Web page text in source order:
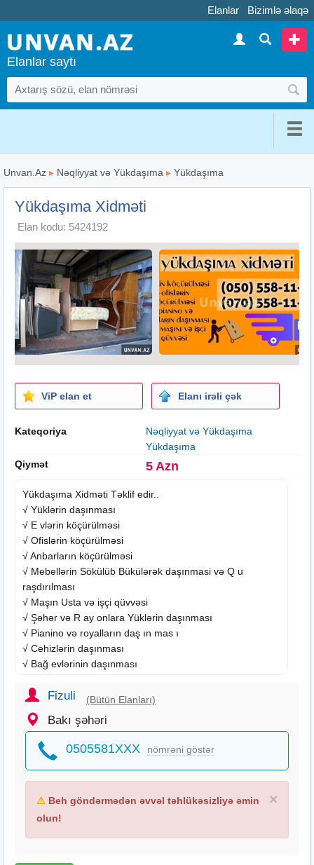
Elanlar Bizimlə əlaqə
Elanlar saytı
Unvan.Az ▸ Nəqliyyat və Yükdaşıma ▸ Yükdaşıma
Yükdaşıma Xidməti
Elan kodu: 5424192
ViP elan et Elanı irəli çək
Kateqoriya
Nəqliyyat və Yükdaşıma
Yükdaşıma
Qiymət
5 Azn
Yükdaşıma Xidməti Təklif edir..
√ Yüklərin daşınması
√ E vlərin köçürülməsi
√ Ofislərin köçürülməsi
√ Anbarların köçürülməsi
√ Mebellərin Sökülüb Bükülərək daşınmasi və Q u
raşdırılması
√ Maşın Usta və işçi qüvvəsi
√ Şəhər və R ay onlara Yüklərin daşınması
√ Pianino və royalların daş ın mas ı
√ Cehizlərin daşınması
√ Bağ evlərinin daşınması
Fizuli (Bütün Elanları)
Bakı şəhəri
0505581XXX nömrəni göstər
×
⚠ Beh göndərmədən əvvəl təhlükəsizliyə əmin
olun!